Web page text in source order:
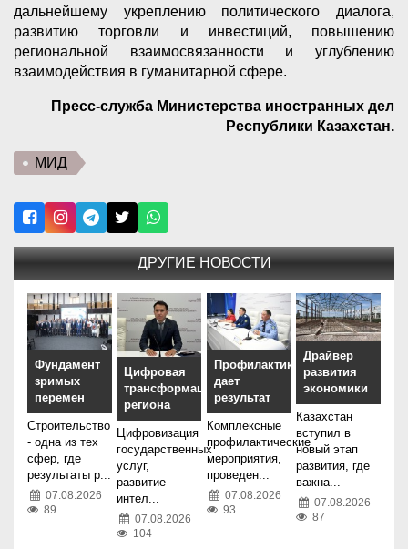
дальнейшему укреплению политического диалога,
развитию торговли и инвестиций, повышению
региональной взаимосвязанности и углублению
взаимодействия в гуманитарной сфере.
Пресс-служба Министерства иностранных дел
Республики Казахстан.
МИД
ДРУГИЕ НОВОСТИ
Фундамент
зримых
перемен
Строительство
- одна из тех
сфер, где
результаты р...
07.08.2026
89
Цифровая
трансформация
региона
Цифровизация
государственных
услуг,
развитие
интел...
07.08.2026
104
Профилактика
дает
результат
Комплексные
профилактические
мероприятия,
проведен...
07.08.2026
93
Драйвер
развития
экономики
Казахстан
вступил в
новый этап
развития, где
важна...
07.08.2026
87